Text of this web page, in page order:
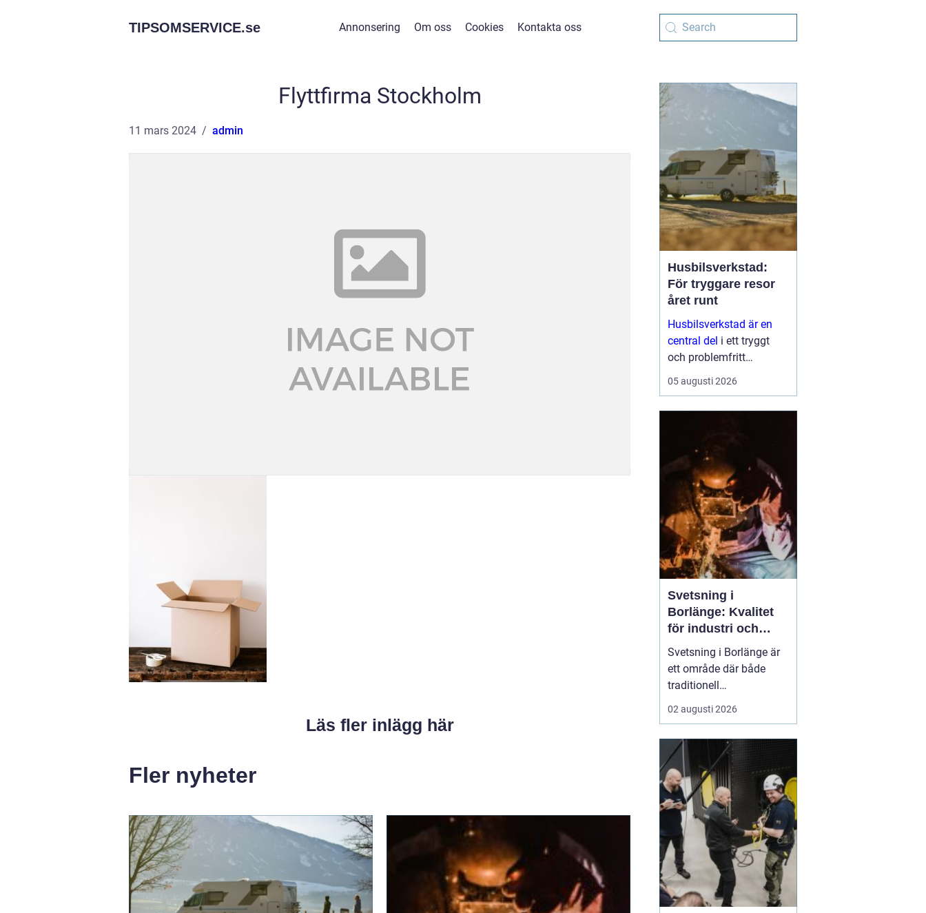
TIPSOMSERVICE.se Annonsering Om oss Cookies Kontakta oss
Flyttfirma Stockholm
11 mars 2024 admin
Läs fler inlägg här
Fler nyheter
Husbilsverkstad:
För tryggare resor
året runt
Husbilsverkstad är en
central del i ett tryggt
och problemfritt
husbilsliv. När en husbil
används som både
05 augusti 2026
Svetsning i
Borlänge: Kvalitet
för industri och
konstruktion
Svetsning i Borlänge är
ett område där både
traditionell
verkstadsindustri och
moderna
möts. I takt med att
kraven på hållbara
lösningar och hög
produktionssäkerhet ö...
02 augusti 2026